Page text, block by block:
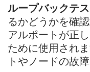
ループバックテ
るかどうかを確
アルポートが正
ために使用され
トやノードの故